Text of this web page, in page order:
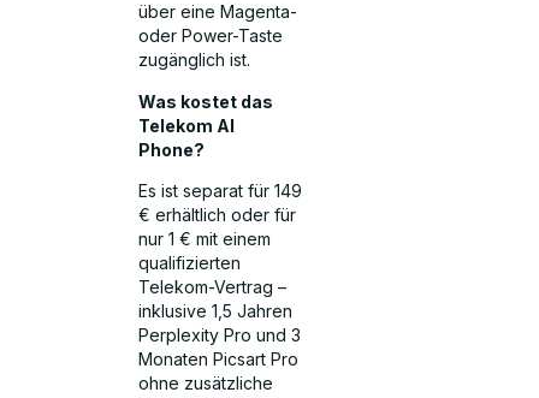
über eine Magenta-
oder Power-Taste
zugänglich ist.
Was kostet das
Telekom AI
Phone?
Es ist separat für 149
€ erhältlich oder für
nur 1 € mit einem
qualifizierten
Telekom-Vertrag –
inklusive 1,5 Jahren
Perplexity Pro und 3
Monaten Picsart Pro
ohne zusätzliche